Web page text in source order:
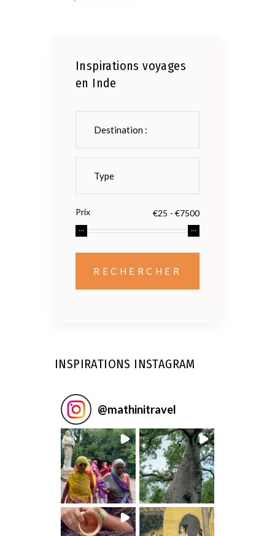
Inspirations voyages
en Inde
Prix
INSPIRATIONS INSTAGRAM
@mathinitravel